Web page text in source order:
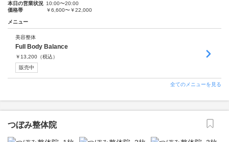
本日の営業状況 10:00〜20:00
価格帯
￥6,600〜￥22,000
メニュー
美容整体
Full Body Balance
￥ 13,200 （税込）
販売中
全てのメニューを見る
つぼみ整体院